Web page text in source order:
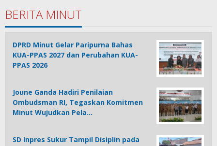
BERITA MINUT
DPRD Minut Gelar Paripurna Bahas
KUA-PPAS 2027 dan Perubahan KUA-
PPAS 2026
Joune Ganda Hadiri Penilaian
Ombudsman RI, Tegaskan Komitmen
Minut Wujudkan Pela…
SD Inpres Sukur Tampil Disiplin pada